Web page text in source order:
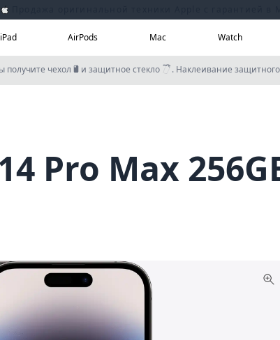
iPad AirPods Mac Watch
получите чехол и защитное стекло . Наклеивание
Pro Max